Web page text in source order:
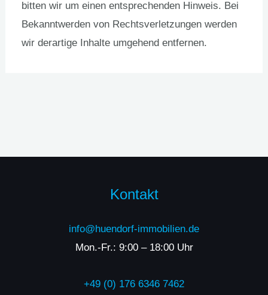
bitten wir um einen entsprechenden Hinweis. Bei
Bekanntwerden von Rechtsverletzungen werden
wir derartige Inhalte umgehend entfernen.
Kontakt
info@huendorf-immobilien.de
Mon.-Fr.: 9:00 – 18:00 Uhr
+49 (0) 176 6346 7462